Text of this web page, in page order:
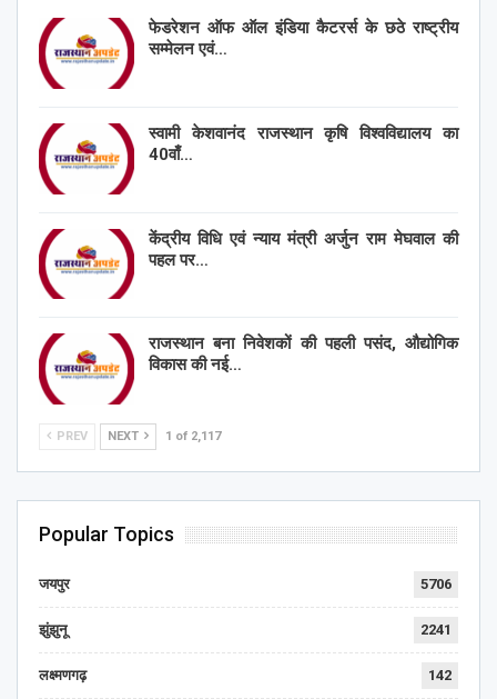
फेडरेशन ऑफ ऑल इंडिया कैटरर्स के छठे राष्ट्रीय
सम्मेलन एवं…
स्वामी केशवानंद राजस्थान कृषि विश्वविद्यालय का
40वाँ…
केंद्रीय विधि एवं न्याय मंत्री अर्जुन राम मेघवाल की
पहल पर…
राजस्थान बना निवेशकों की पहली पसंद, औद्योगिक
विकास की नई…
PREV NEXT 1 of 2,117
Popular Topics
जयपुर 5706
झुंझुनू 2241
लक्ष्मणगढ़ 142